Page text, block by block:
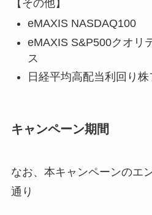
【その他】
eMAXIS NASDAQ100
eMAXIS S&P500クオリ
ス
日経平均高配当利回り株
キャンペーン期間
なお、本キャンペーンのエ
通り